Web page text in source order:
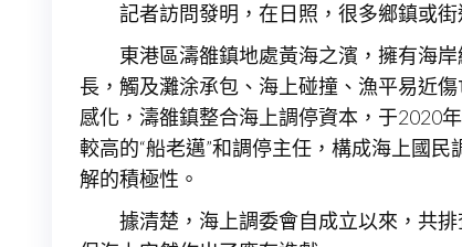
記者訪問發明，在日照，很多鄉鎮或
東港區濤雒鎮地處黃海之濱，擁有海
長，觸及灘涂承包、海上碰撞、漁平易近
感化，濤雒鎮整合海上調停資本，于2020
較高的“船老邁”和調停主任，構成海上國民
解的積極性。
據清楚，海上調委會自成立以來，共